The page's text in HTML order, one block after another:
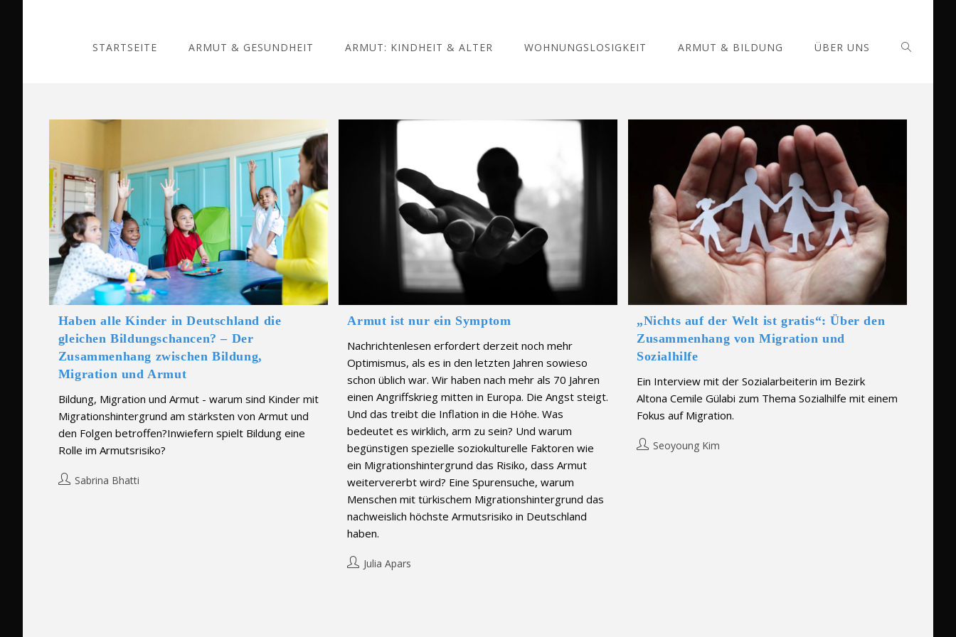
STARTSEITE
ARMUT & GESUNDHEIT ARMUT: KINDHEIT & ALTER WOHNUNGSLOSIGKEIT ARMUT & BILDUNG ÜBER UNS
Haben alle Kinder in Deutschland die
gleichen Bildungschancen? – Der
Zusammenhang zwischen Bildung,
Migration und Armut
Bildung, Migration und Armut - warum sind Kinder mit
Migrationshintergrund am stärksten von Armut und
den Folgen betroffen?Inwiefern spielt Bildung eine
Rolle im Armutsrisiko?
PostSabrina Bhatti
Armut ist nur ein Symptom
Nachrichtenlesen erfordert derzeit noch mehr
Optimismus, als es in den letzten Jahren sowieso
schon üblich war. Wir haben nach mehr als 70 Jahren
einen Angriffskrieg mitten in Europa. Die Angst steigt.
Und das treibt die Inflation in die Höhe. Was
bedeutet es wirklich, arm zu sein? Und warum
begünstigen spezielle soziokulturelle Faktoren wie
ein Migrationshintergrund das Risiko, dass Armut
weitervererbt wird? Eine Spurensuche, warum
Menschen mit türkischem Migrationshintergrund das
nachweislich höchste Armutsrisiko in Deutschland
haben.
PostJulia Apars
„Nichts auf der Welt ist gratis“: Über den
Zusammenhang von Migration und
Sozialhilfe
Ein Interview mit der Sozialarbeiterin im Bezirk
Altona Cemile Gülabi zum Thema Sozialhilfe mit einem
Fokus auf Migration.
PostSeoyoung Kim